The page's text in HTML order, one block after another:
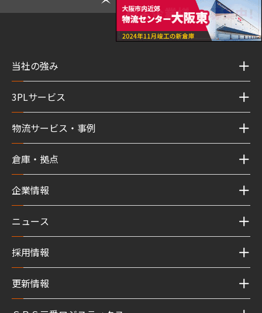
当社の強み
3PLサービス
物流サービス・事例
倉庫・拠点
企業情報
ニュース
採用情報
更新情報